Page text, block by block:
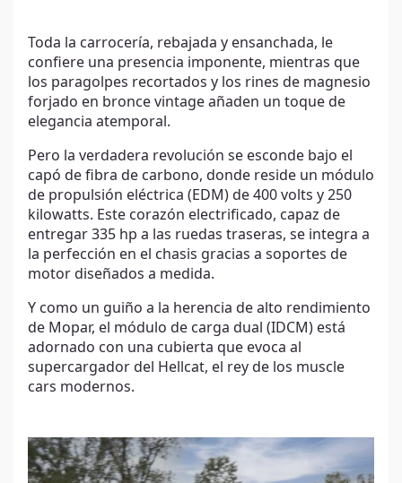
Toda la carrocería, rebajada y ensanchada, le
confiere una presencia imponente, mientras que
los paragolpes recortados y los rines de magnesio
forjado en bronce vintage añaden un toque de
elegancia atemporal.
Pero la verdadera revolución se esconde bajo el
capó de fibra de carbono, donde reside un módulo
de propulsión eléctrica (EDM) de 400 volts y 250
kilowatts. Este corazón electrificado, capaz de
entregar 335 hp a las ruedas traseras, se integra a
la perfección en el chasis gracias a soportes de
motor diseñados a medida.
Y como un guiño a la herencia de alto rendimiento
de Mopar, el módulo de carga dual (IDCM) está
adornado con una cubierta que evoca al
supercargador del Hellcat, el rey de los muscle
cars modernos.